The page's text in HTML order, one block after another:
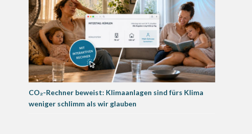
CO₂-Rechner beweist: Klimaanlagen sind fürs Klima
weniger schlimm als wir glauben